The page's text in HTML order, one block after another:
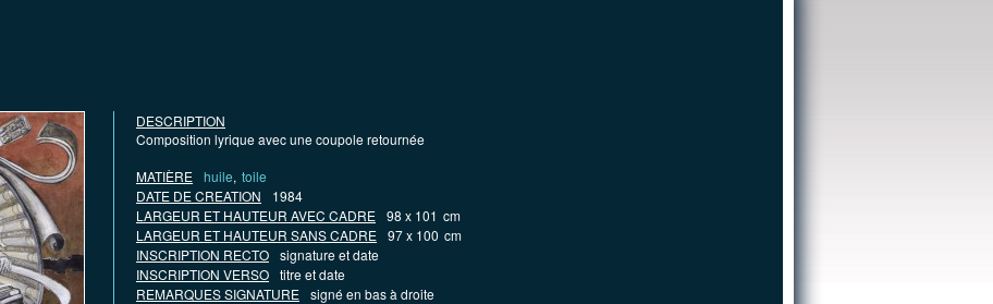
DESCRIPTION
Composition lyrique avec une coupole retournée
MATIÈRE huile, toile
DATE DE CREATION
1984
LARGEUR ET HAUTEUR AVEC CADRE 98 x 101 cm
LARGEUR ET HAUTEUR SANS CADRE 97 x 100 cm
INSCRIPTION RECTO signature et date
INSCRIPTION VERSO titre et date
REMARQUES SIGNATURE signé en bas à droite